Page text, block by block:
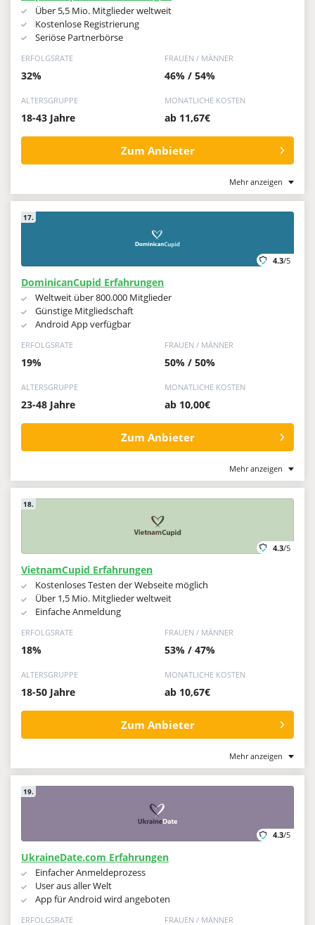
Über 5,5 Mio. Mitglieder weltweit
Kostenlose Registrierung
Seriöse Partnerbörse
ERFOLGSRATE
32%
FRAUEN / MÄNNER
46% / 54%
ALTERSGRUPPE
18-43 Jahre
MONATLICHE KOSTEN
ab 11,67€
Zum Anbieter
Mehr anzeigen
17.
4.3/5
DominicanCupid Erfahrungen
Weltweit über 800.000 Mitglieder
Günstige Mitgliedschaft
Android App verfügbar
ERFOLGSRATE
19%
FRAUEN / MÄNNER
50% / 50%
ALTERSGRUPPE
23-48 Jahre
MONATLICHE KOSTEN
ab 10,00€
Zum Anbieter
Mehr anzeigen
18.
4.3/5
VietnamCupid Erfahrungen
Kostenloses Testen der Webseite möglich
Über 1,5 Mio. Mitglieder weltweit
Einfache Anmeldung
ERFOLGSRATE
18%
FRAUEN / MÄNNER
53% / 47%
ALTERSGRUPPE
18-50 Jahre
MONATLICHE KOSTEN
ab 10,67€
Zum Anbieter
Mehr anzeigen
19.
4.3/5
UkraineDate.com Erfahrungen
Einfacher Anmeldeprozess
User aus aller Welt
App für Android wird angeboten
ERFOLGSRATE FRAUEN / MÄNNER